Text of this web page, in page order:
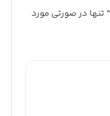
تنها در صورتی مورد